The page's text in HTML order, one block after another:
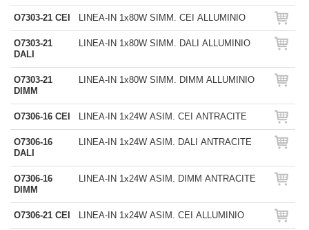
O7303-21 CEI LINEA-IN 1x80W SIMM. CEI ALLUMINIO
O7303-21
DALI
LINEA-IN 1x80W SIMM. DALI ALLUMINIO
O7303-21
DIMM
LINEA-IN 1x80W SIMM. DIMM ALLUMINIO
O7306-16 CEI LINEA-IN 1x24W ASIM. CEI ANTRACITE
O7306-16
DALI
LINEA-IN 1x24W ASIM. DALI ANTRACITE
O7306-16
DIMM
LINEA-IN 1x24W ASIM. DIMM ANTRACITE
O7306-21 CEI LINEA-IN 1x24W ASIM. CEI ALLUMINIO